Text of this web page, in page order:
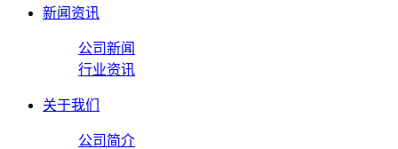
新闻资讯
公司新闻
行业资讯
关于我们
公司简介